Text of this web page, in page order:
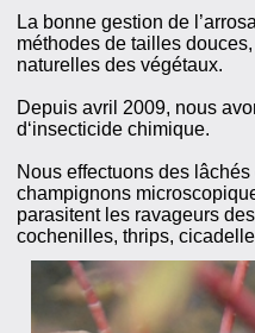
La bonne gestion de
méthodes de tailles
naturelles des végétaux.
Depuis avril 2009, nous
d‘insecticide chimique.
Nous effectuons des
champignons
parasitent les ravageurs
cochenilles, thrips,